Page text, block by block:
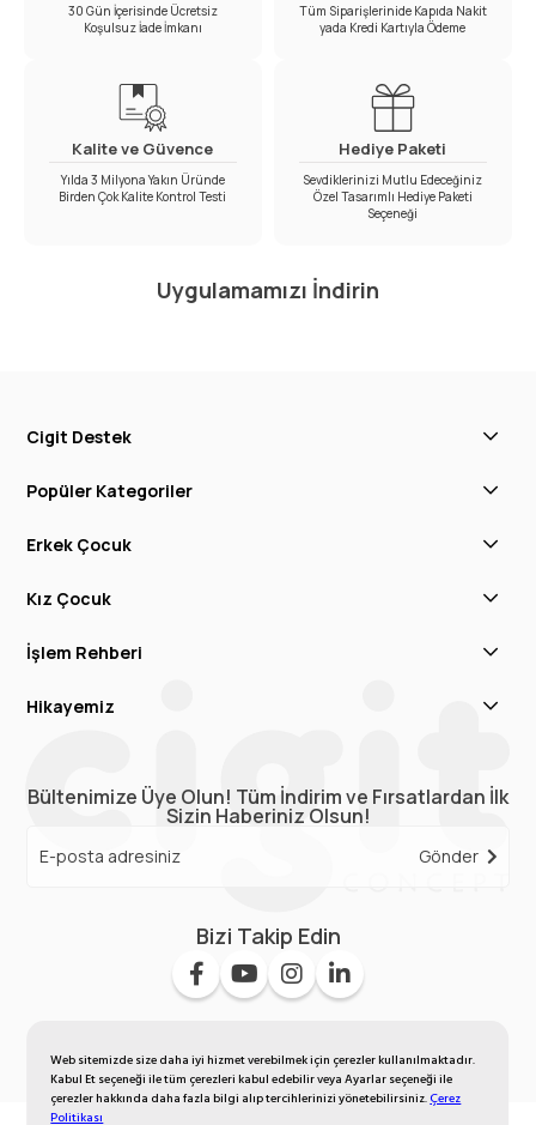
Web sitemizde size daha iyi hizmet verebilmek için çerezler kullanılmaktadır.
Kabul Et seçeneği ile tüm çerezleri kabul edebilir veya Ayarlar seçeneği ile
çerezler hakkında daha fazla bilgi alıp tercihlerinizi yönetebilirsiniz.Çerez
Politikası
30 Gün İçerisinde Ücretsiz
Koşulsuz İade İmkanı
Tüm Siparişlerinide Kapıda Nakit
yada Kredi Kartıyla Ödeme
Kalite ve Güvence
Yılda 3 Milyona Yakın Üründe
Birden Çok Kalite Kontrol Testi
Hediye Paketi
Sevdiklerinizi Mutlu Edeceğiniz
Özel Tasarımlı Hediye Paketi
Seçeneği
Uygulamamızı İndirin
Cigit Destek
Popüler Kategoriler
Erkek Çocuk
Kız Çocuk
İşlem Rehberi
Hikayemiz
Bültenimize Üye Olun! Tüm İndirim ve Fırsatlardan İlk
Sizin Haberiniz Olsun!
Gönder
Bizi Takip Edin